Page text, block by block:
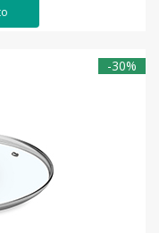
-30%